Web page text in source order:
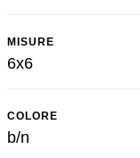
MISURE
6x6
COLORE
b/n